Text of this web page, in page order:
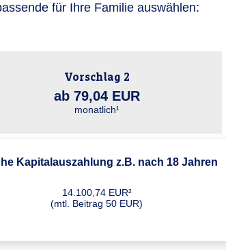
für Ihre Familie auswählen:
Vorschlag 2
ab 79,04 EUR
monatlich¹
Kapitalauszahlung z.B. nach 18 Jahren
14.100,74 EUR²
(mtl. Beitrag 50 EUR)